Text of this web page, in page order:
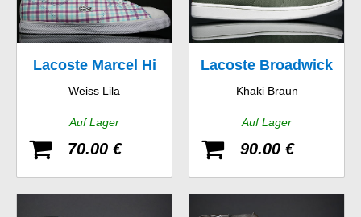
Lacoste Marcel Hi
GMP SPW
Weiss Lila
Auf Lager
70.00 €
Lacoste Broadwick
LB STM
Khaki Braun
Auf Lager
90.00 €